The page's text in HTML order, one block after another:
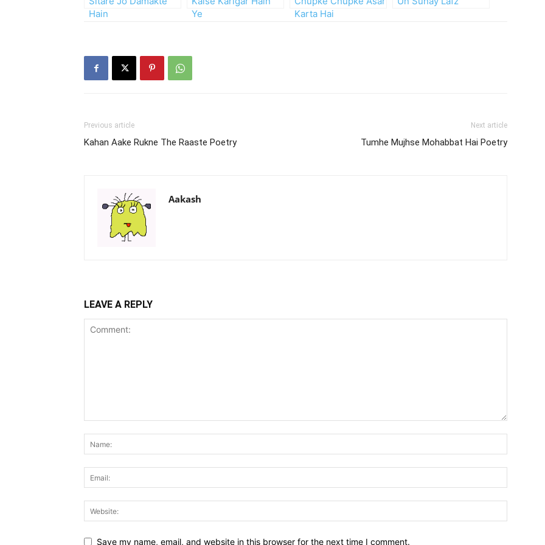
Hain
Ye
Karta Hai
Previous article
Kahan Aake Rukne The Raaste Poetry
Next article
Tumhe Mujhse Mohabbat Hai Poetry
Aakash
LEAVE A REPLY
Save my name, email, and website in this browser for the next time I comment.